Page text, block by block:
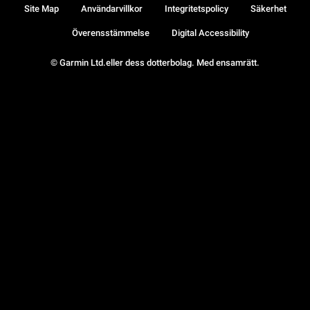
© Garmin Ltd.eller dess dotterbolag. Med ensamrätt.
Site Map Användarvillkor Integritetspolicy Säkerhet
Överensstämmelse Digital Accessibility